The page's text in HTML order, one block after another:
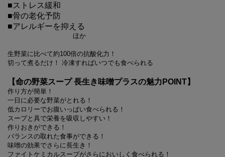
■ストレス緩和
■骨の老化予防
■アレルギーを抑える
ほか
生野菜に比べて約100倍の抗酸化力！
切って煮るだけ！ 冷凍すればいつでも食べられる
【命の野菜スープ 長生き味噌プラスの魅力POINT】
作り方が簡単！
一日に必要な野菜がとれる！
低カロリーでお腹いっぱい食べられる！
スープと具で栄養を吸収しやすい！
作りおきができる！
バランスの取れた食事ができる！
味噌の効果でさらに長生き！
ファイトケミカルスープがさらにおいしく食べられる！